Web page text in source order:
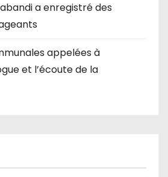
a enregistré des
appelées à
et l’écoute de la